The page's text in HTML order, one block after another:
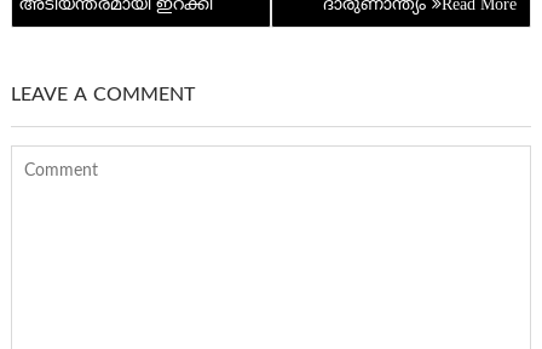
അടിയന്തരമായി ഇറക്കി
ദാരുണാന്ത്യം
LEAVE A COMMENT